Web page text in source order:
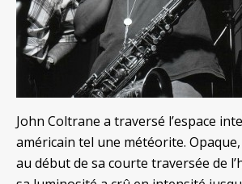
John Coltrane a traversé l’espace
américain tel une météorite.
au début de sa courte traversée de